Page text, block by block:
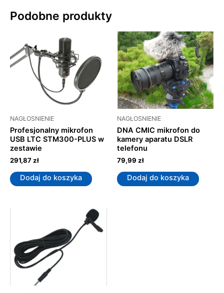
Podobne produkty
NAGŁOSNIENIE
Profesjonalny mikrofon
USB LTC STM300-PLUS w
zestawie
291,87zł
Dodaj do koszyka
NAGŁOSNIENIE
DNA CMIC mikrofon do
kamery aparatu DSLR
telefonu
79,99 zł
Dodaj do koszyka